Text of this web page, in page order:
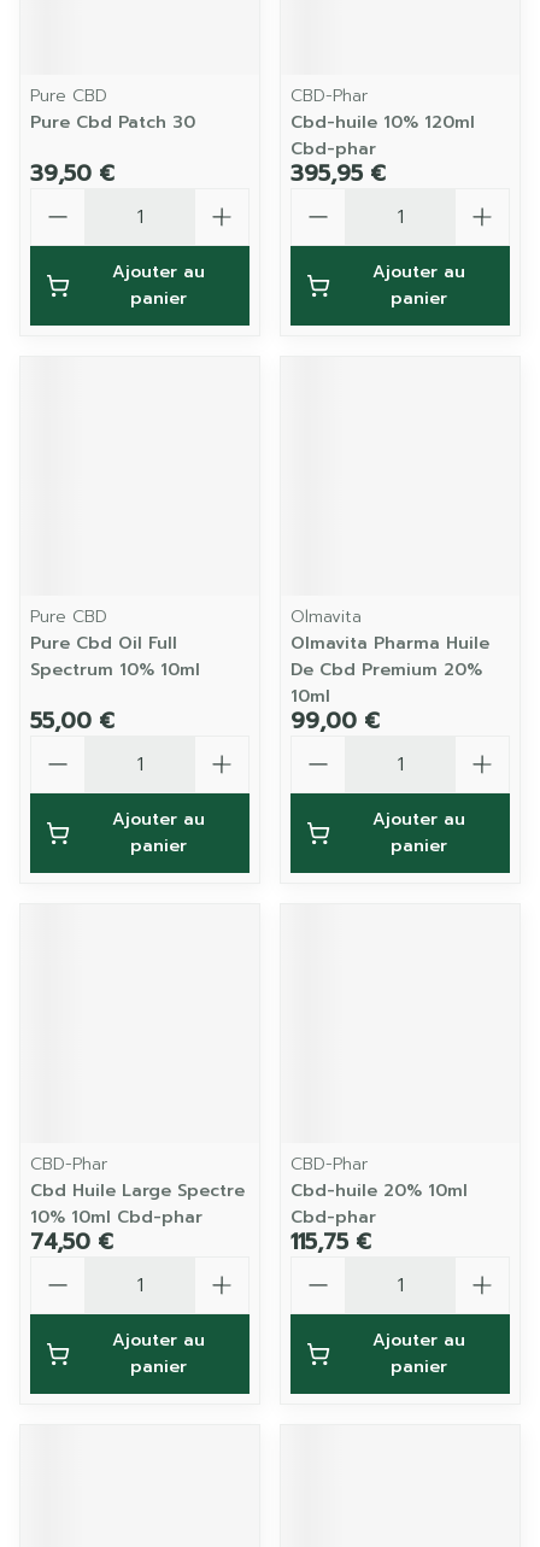
Pure CBD
Pure Cbd Patch 30
39,50 €
Ajouter au
panier
CBD-Phar
Cbd-huile 10% 120ml
Cbd-phar
395,95 €
Ajouter au
panier
Pure CBD
Pure Cbd Oil Full
Spectrum 10% 10ml
55,00 €
Ajouter au
panier
Olmavita
Olmavita Pharma Huile
De Cbd Premium 20%
10ml
99,00 €
Ajouter au
panier
CBD-Phar
Cbd Huile Large Spectre
10% 10ml Cbd-phar
74,50 €
Ajouter au
panier
CBD-Phar
Cbd-huile 20% 10ml
Cbd-phar
115,75 €
Ajouter au
panier